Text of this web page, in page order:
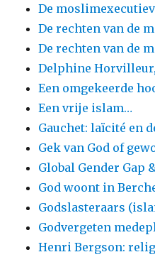
De
De rechten van de
De rechten van de
Delphine
Een omgekeerde
Een vrije islam…
Gauchet: laïcité en
Gek van God of
Global Gender Gap
God woont in
Godslasteraars
Godvergeten
Henri Bergson: